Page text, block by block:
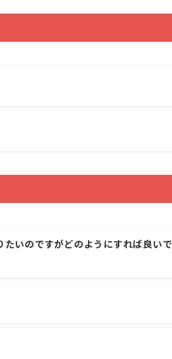
いのですがどのようにすれば良い